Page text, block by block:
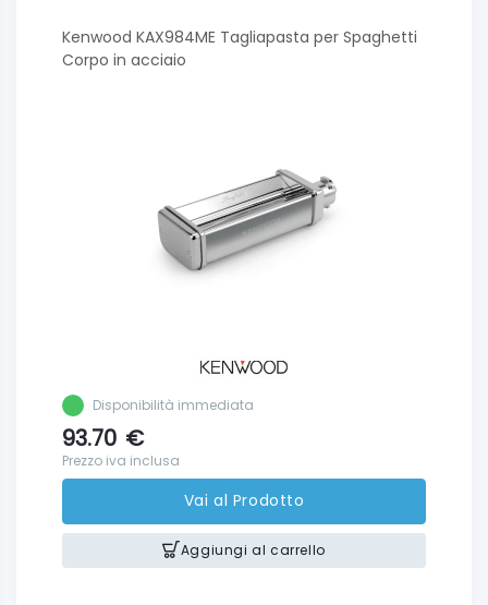
Kenwood KAX984ME Tagliapasta per Spaghetti
Corpo in acciaio
Disponibilità immediata
93.70 €
Prezzo iva inclusa
Vai al Prodotto
Aggiungi al carrello